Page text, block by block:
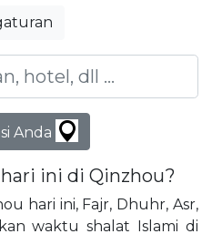
Anda
ini di Qinzhou?
hari ini, Fajr, Dhuhr, Asr,
waktu shalat Islami di